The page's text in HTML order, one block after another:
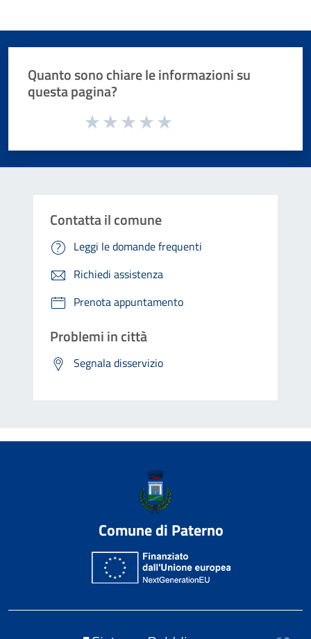
Quanto sono chiare le informazioni su
questa pagina?
Valuta da 1 a 5 stelle la pagina
Contatta il comune
Leggi le domande frequenti
Richiedi assistenza
Prenota appuntamento
Problemi in città
Segnala disservizio
Comune di Paterno